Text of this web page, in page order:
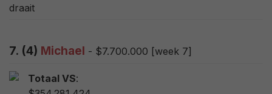
draait
7. (4) Michael - $7.700.000 [week 7]
Totaal VS: